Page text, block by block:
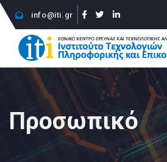
info@iti.gr
Προσωπικό